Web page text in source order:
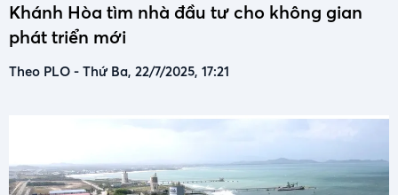
Khánh Hòa tìm nhà đầu tư cho không gian
phát triển mới
Theo PLO - Thứ Ba, 22/7/2025, 17:21